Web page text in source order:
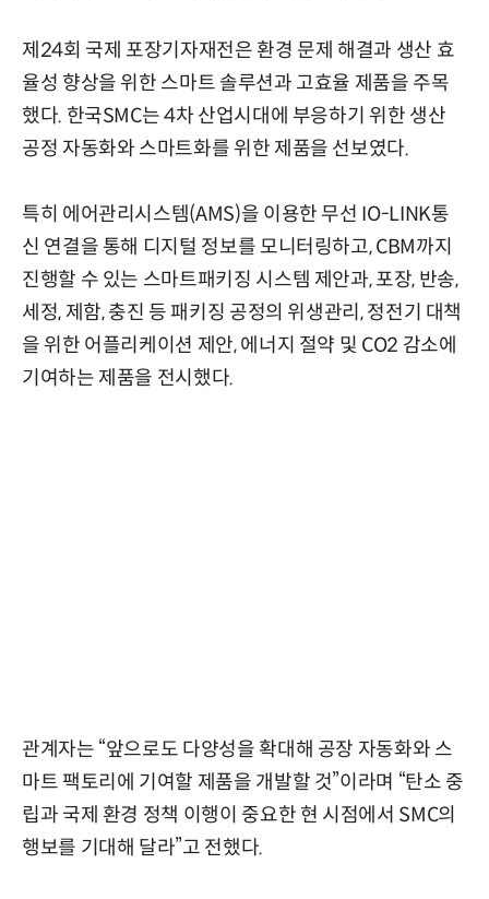
제24회 국제 포장기자재전은 환경 문제 해결과 생산 효
율성 향상을 위한 스마트 솔루션과 고효율 제품을 주목
했다. 한국SMC는 4차 산업시대에 부응하기 위한 생산
공정 자동화와 스마트화를 위한 제품을 선보였다.
특히 에어관리시스템(AMS)을 이용한 무선 IO-LINK통
신 연결을 통해 디지털 정보를 모니터링하고, CBM까지
진행할 수 있는 스마트패키징 시스템 제안과, 포장, 반송,
세정, 제함, 충진 등 패키징 공정의 위생관리, 정전기 대책
을 위한 어플리케이션 제안, 에너지 절약 및 CO2 감소에
기여하는 제품을 전시했다.
관계자는 “앞으로도 다양성을 확대해 공장 자동화와 스
마트 팩토리에 기여할 제품을 개발할 것”이라며 “탄소 중
립과 국제 환경 정책 이행이 중요한 현 시점에서 SMC의
행보를 기대해 달라”고 전했다.